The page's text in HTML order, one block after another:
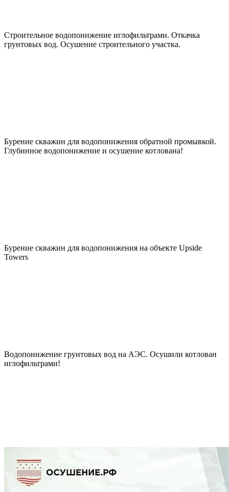
Строительное водопонижение иглофильтрами. Откачка
грунтовых вод. Осушение строительного участка.
Бурение скважин для водопонижения обратной промывкой.
Глубинное водопонижение и осушение котлована!
Бурение скважин для водопонижения на объекте Upside
Towers
Водопонижение грунтовых вод на АЭС. Осушили котлован
иглофильтрами!